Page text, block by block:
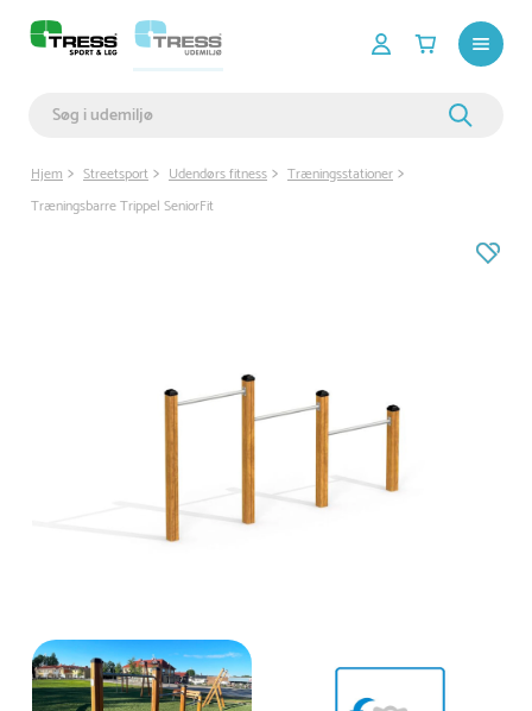
Hjem Streetsport Udendørs fitness
Træningsstationer
Træningsbarre Trippel SeniorFit